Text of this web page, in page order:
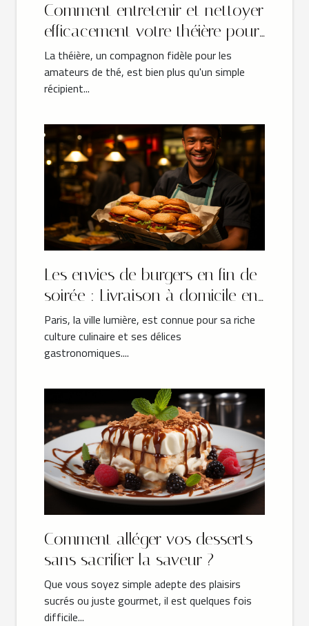
Comment entretenir et nettoyer
efficacement votre théière pour
une durabilité maximale ?
La théière, un compagnon fidèle pour les
amateurs de thé, est bien plus qu'un simple
récipient...
Les envies de burgers en fin de
soirée : Livraison à domicile en
Île-de-France
Paris, la ville lumière, est connue pour sa riche
culture culinaire et ses délices
gastronomiques....
Comment alléger vos desserts
sans sacrifier la saveur ?
Que vous soyez simple adepte des plaisirs
sucrés ou juste gourmet, il est quelques fois
difficile...